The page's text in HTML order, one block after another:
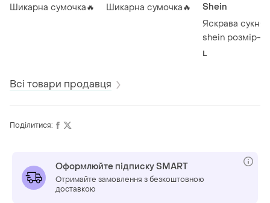
Шикарна сумочка🔥 Шикарна сумочка🔥
Shein
Яскрава
shein
—нова🔍
L
Всі товари продавця
Поділитися:
Оформлюйте підписку SMART
Отримайте замовлення з безкоштовною
доставкою